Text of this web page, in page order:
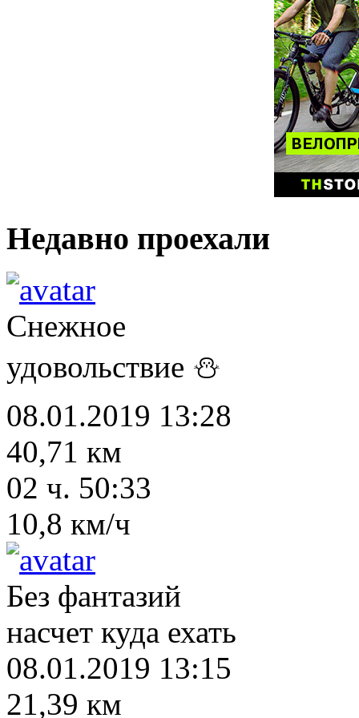
Недавно проехали
Снежное
удовольствие ⛄
08.01.2019 13:28
40,71 км
02 ч. 50:33
10,8 км/ч
Без фантазий
насчет куда ехать
08.01.2019 13:15
21,39 км